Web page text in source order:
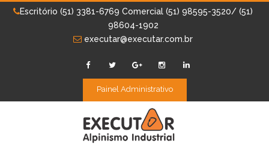
Escritório (51) 3381-6769 Comercial (51) 98595-3520/ (51)
98604-1902
executar@executar.com.br
Painel Administrativo